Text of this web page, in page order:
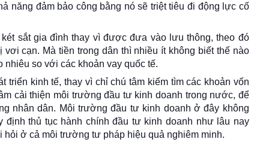
năng đảm bảo công bằng nó sẽ triệt tiêu đi động lực cố
sắt gia đình thay vì được đưa vào lưu thông, theo đó
cạn. Mà tiền trong dân thì nhiều ít không biết thế nào
so với các khoản vay quốc tế.
triển kinh tế, thay vì chỉ chú tâm kiếm tìm các khoản vốn
cải thiện môi trường đầu tư kinh doanh trong nước, để
nhân dân. Môi trường đầu tư kinh doanh ở đây không
định thủ tục hành chính đầu tư kinh doanh như lâu nay
hỏi ở cả môi trường tư pháp hiệu quả nghiêm minh.